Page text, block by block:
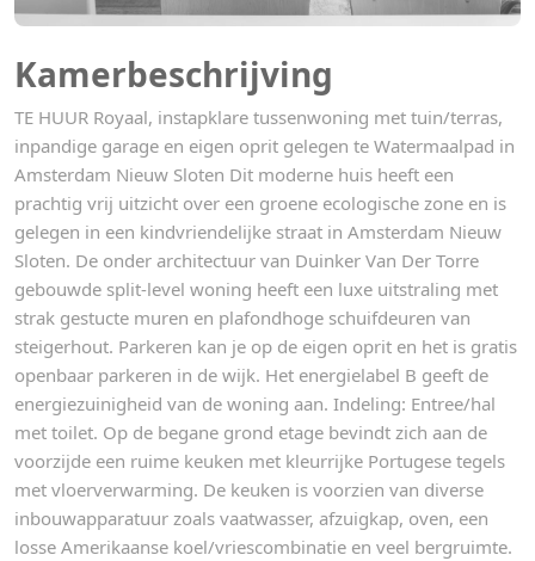
Kamerbeschrijving
TE HUUR Royaal, instapklare tussenwoning met tuin/terras,
inpandige garage en eigen oprit gelegen te Watermaalpad in
Amsterdam Nieuw Sloten Dit moderne huis heeft een
prachtig vrij uitzicht over een groene ecologische zone en is
gelegen in een kindvriendelijke straat in Amsterdam Nieuw
Sloten. De onder architectuur van Duinker Van Der Torre
gebouwde split-level woning heeft een luxe uitstraling met
strak gestucte muren en plafondhoge schuifdeuren van
steigerhout. Parkeren kan je op de eigen oprit en het is gratis
openbaar parkeren in de wijk. Het energielabel B geeft de
energiezuinigheid van de woning aan. Indeling: Entree/hal
met toilet. Op de begane grond etage bevindt zich aan de
voorzijde een ruime keuken met kleurrijke Portugese tegels
met vloerverwarming. De keuken is voorzien van diverse
inbouwapparatuur zoals vaatwasser, afzuigkap, oven, een
losse Amerikaanse koel/vriescombinatie en veel bergruimte.